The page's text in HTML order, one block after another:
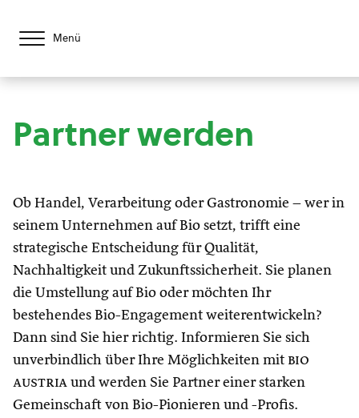
Menü
Partner werden
Ob Handel, Verarbeitung oder Gastronomie – wer in
seinem Unternehmen auf Bio setzt, trifft eine
strategische Entscheidung für Qualität,
Nachhaltigkeit und Zukunftssicherheit. Sie planen
die Umstellung auf Bio oder möchten Ihr
bestehendes Bio-Engagement weiterentwickeln?
Dann sind Sie hier richtig. Informieren Sie sich
unverbindlich über Ihre Möglichkeiten mit bio
austria und werden Sie Partner einer starken
Gemeinschaft von Bio-Pionieren und -Profis.